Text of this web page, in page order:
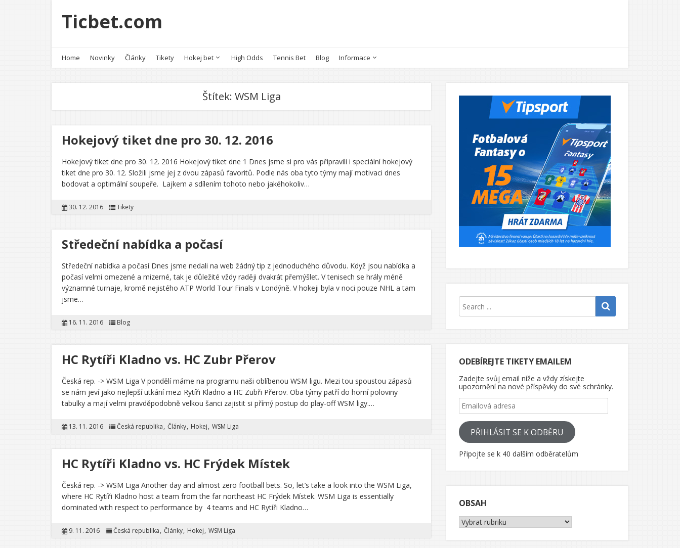
Ticbet.com
Home Novinky Články Tikety Hokej bet High Odds Tennis Bet Blog Informace
Štítek: WSM Liga
Hokejový tiket dne pro 30. 12. 2016
Hokejový tiket dne pro 30. 12. 2016 Hokejový tiket dne 1 Dnes jsme si pro vás připravili i speciální hokejový
tiket dne pro 30. 12. Složili jsme jej z dvou zápasů favoritů. Podle nás oba tyto týmy mají motivaci dnes
bodovat a optimální soupeře. Lajkem a sdílením tohoto nebo jakéhokoliv…
30. 12. 2016 Tikety
Středeční nabídka a počasí
Středeční nabídka a počasí Dnes jsme nedali na web žádný tip z jednoduchého důvodu. Když jsou nabídka a
počasí velmi omezené a mizerné, tak je důležité vždy raději dvakrát přemýšlet. V tenisech se hrály méně
významné turnaje, kromě nejistého ATP World Tour Finals v Londýně. V hokeji byla v noci pouze NHL a tam
jsme…
16. 11. 2016 Blog
HC Rytíři Kladno vs. HC Zubr Přerov
Česká rep. -> WSM Liga V pondělí máme na programu naši oblíbenou WSM ligu. Mezi tou spoustou zápasů
se nám jeví jako nejlepší utkání mezi Rytíři Kladno a HC Zubři Přerov. Oba týmy patří do horní poloviny
tabulky a mají velmi pravděpodobně velkou šanci zajistit si přímý postup do play-off WSM ligy.…
13. 11. 2016 Česká republika Články Hokej WSM Liga
HC Rytíři Kladno vs. HC Frýdek Místek
Česká rep. -> WSM Liga Another day and almost zero football bets. So, let’s take a look into the WSM Liga,
where HC Rytíři Kladno host a team from the far northeast HC Frýdek Místek. WSM Liga is essentially
dominated with respect to performance by 4 teams and HC Rytíři Kladno…
9. 11. 2016 Česká republika Články Hokej WSM Liga
ODEBÍREJTE TIKETY EMAILEM
Zadejte svůj email níže a vždy získejte
upozornění na nové příspěvky do své schránky.
Emailová adresa
PŘIHLÁSIT SE K ODBĚRU
Připojte se k 40 dalším odběratelům
OBSAH
Obsah